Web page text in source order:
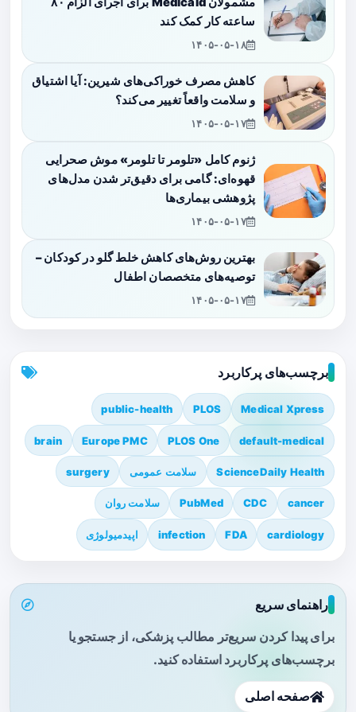
ساعته کار کمک کند
۱۴۰۵-۰۵-۱۸
کاهش مصرف خوراکی‌های شیرین: آیا اشتیاق
و سلامت واقعاً تغییر می‌کند؟
۱۴۰۵-۰۵-۱۷
ژنوم کامل «تلومر تا تلومر» موش صحرایی
قهوه‌ای: گامی برای دقیق‌تر شدن مدل‌های
پژوهشی بیماری‌ها
۱۴۰۵-۰۵-۱۷
بهترین روش‌های کاهش خلط گلو در کودکان –
توصیه‌های متخصصان اطفال
۱۴۰۵-۰۵-۱۷
برچسب‌های پرکاربرد
Medical Xpress
PLOS
public-health
default-medical
PLOS One
Europe PMC
brain
ScienceDaily Health سلامت عمومی surgery
cancer
CDC
PubMed سلامت روان
cardiology
FDA
infection اپیدمیولوژی
راهنمای سریع
برای پیدا کردن سریع‌تر مطالب پزشکی، از جستجو یا
برچسب‌های پرکاربرد استفاده کنید.
صفحه اصلی